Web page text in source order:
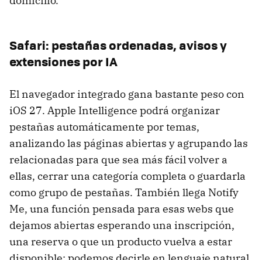
Safari: pestañas ordenadas, avisos y
extensiones por IA
El navegador integrado gana bastante peso con
iOS 27. Apple Intelligence podrá organizar
pestañas automáticamente por temas,
analizando las páginas abiertas y agrupando las
relacionadas para que sea más fácil volver a
ellas, cerrar una categoría completa o guardarla
como grupo de pestañas. También llega Notify
Me, una función pensada para esas webs que
dejamos abiertas esperando una inscripción,
una reserva o que un producto vuelva a estar